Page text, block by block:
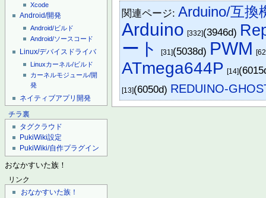
Xcode
Android/開発
Android/ビルド
Android/ソースコード
Linux/デバイスドライバ
Linuxカーネル/ビルド
カーネルモジュール/開
発
ネイティブアプリ開発
チラ裏
タグクラウド
PukiWiki設定
PukiWiki/自作プラグイン
おなかすいた族！
リンク
おなかすいた族！
関連ページ:Arduino/互換
Arduino [332](3946d)
ート [31](5038d) PWM
ATmega644P [14]
[13](6050d) REDUINO-